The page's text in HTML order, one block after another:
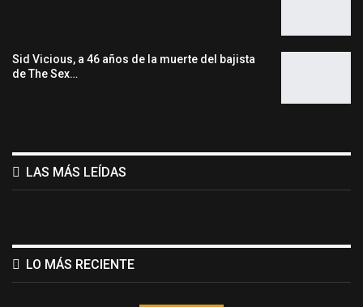
Sid Vicious, a 46 años de la muerte del bajista
de The Sex…
LAS MÁS LEÍDAS
LO MÁS RECIENTE